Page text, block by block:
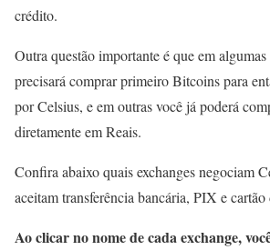
crédito.
Outra questão importante é que em algumas
precisará comprar primeiro Bitcoins para
por Celsius, e em outras você já poderá
diretamente em Reais.
Confira abaixo quais exchanges negociam
aceitam transferência bancária, PIX e cartão
Ao clicar no nome de cada exchange,